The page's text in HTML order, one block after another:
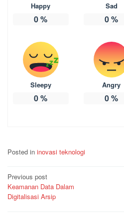
Happy
0%
Sad
0%
Sleepy
0%
Angry
0%
Posted in inovasi teknologi
Post
navigation
Previous post
Keamanan Data Dalam
Digitalisasi Arsip